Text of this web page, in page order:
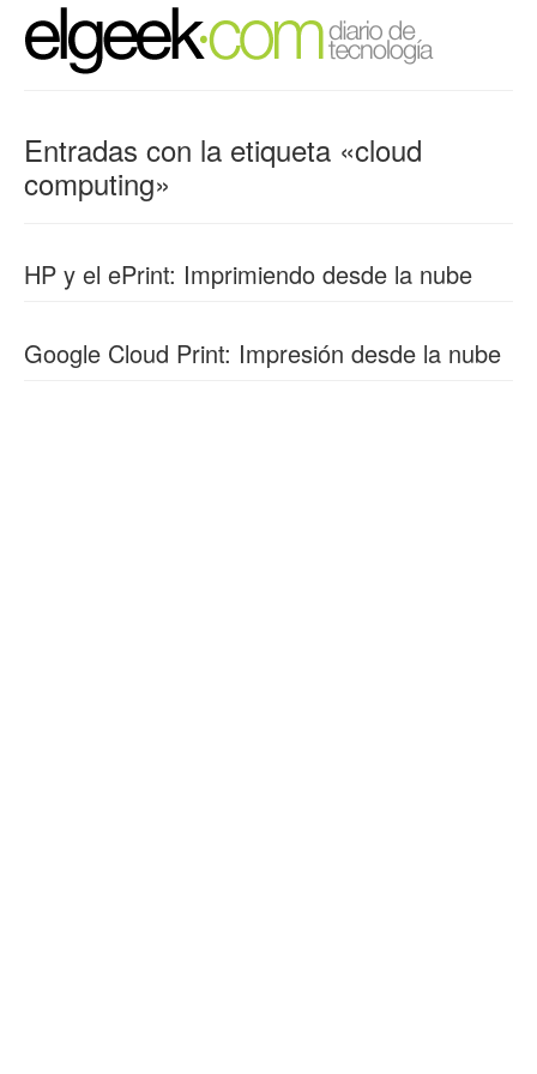
Entradas con la etiqueta «cloud
computing»
HP y el ePrint: Imprimiendo desde la nube
Google Cloud Print: Impresión desde la nube